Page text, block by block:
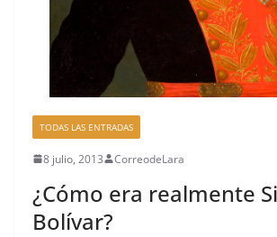
TODAS LAS ENTRADAS
8 julio, 2013 CorreodeLara
¿Cómo era realmente
Bolívar?